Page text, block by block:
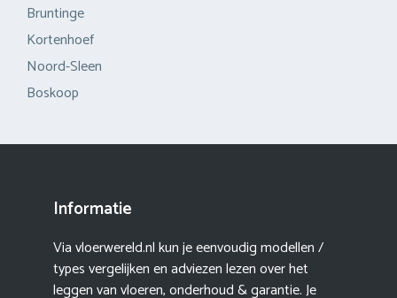
Bruntinge
Kortenhoef
Noord-Sleen
Boskoop
Informatie
Via vloerwereld.nl kun je eenvoudig modellen /
types vergelijken en adviezen lezen over het
leggen van vloeren, onderhoud & garantie. Je